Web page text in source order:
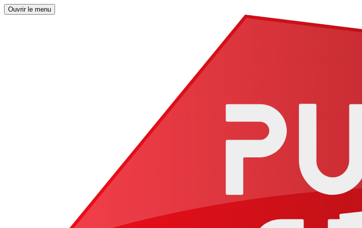
Ouvrir le menu